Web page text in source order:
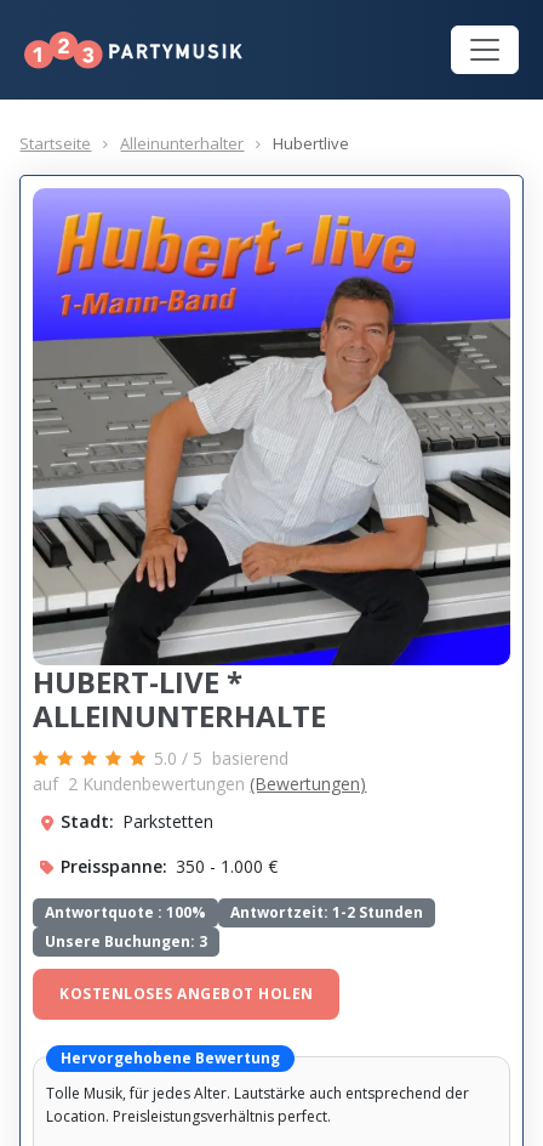
Startseite Alleinunterhalter Hubertlive
HUBERT-LIVE *
ALLEINUNTERHALTE
5.0 / 5 basierend
auf 2 Kundenbewertungen (Bewertungen)
Stadt: Parkstetten
Preisspanne: 350 - 1.000 €
Antwortquote :100%
Antwortzeit: 1-2 Stunden
Unsere Buchungen: 3
KOSTENLOSES ANGEBOT HOLEN
Hervorgehobene Bewertung
Tolle Musik, für jedes Alter. Lautstärke auch entsprechend der
Location. Preisleistungsverhältnis perfect.